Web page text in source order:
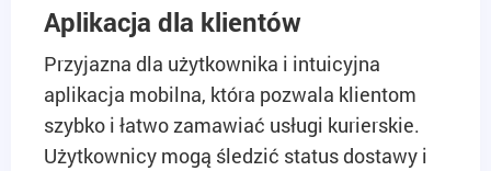
Aplikacja dla klientów
Przyjazna dla użytkownika i intuicyjna
aplikacja mobilna, która pozwala klientom
szybko i łatwo zamawiać usługi kurierskie.
Użytkownicy mogą śledzić status dostawy i